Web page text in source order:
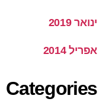
ינואר 2019
אפריל 2014
Categories